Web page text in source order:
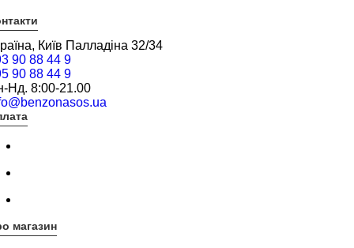
Київ Палладіна 32/34
90 88 44 9
90 88 44 9
Нд. 8:00-21.00
магазин